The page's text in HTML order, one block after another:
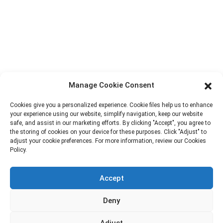
informāciju par plāniem.
Sazinieties Ar Mums
Manage Cookie Consent
Cookies give you a personalized experience. Cookie files help us to enhance
your experience using our website, simplify navigation, keep our website
safe, and assist in our marketing efforts. By clicking "Accept", you agree to
the storing of cookies on your device for these purposes. Click "Adjust" to
adjust your cookie preferences. For more information, review our Cookies
Policy.
Accept
Deny